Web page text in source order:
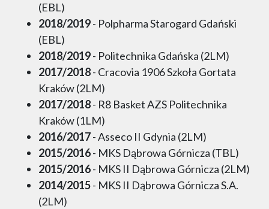
(EBL)
2018/2019- Polpharma Starogard Gdański
(EBL)
2018/2019- Politechnika Gdańska (2LM)
2017/2018- Cracovia 1906 Szkoła Gortata
Kraków (2LM)
2017/2018- R8 Basket AZS Politechnika
Kraków (1LM)
2016/2017- Asseco II Gdynia (2LM)
2015/2016- MKS Dąbrowa Górnicza (TBL)
2015/2016- MKS II Dąbrowa Górnicza (2LM)
2014/2015- MKS II Dąbrowa Górnicza S.A.
(2LM)